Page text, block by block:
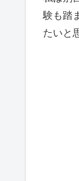
験も踏
たいと